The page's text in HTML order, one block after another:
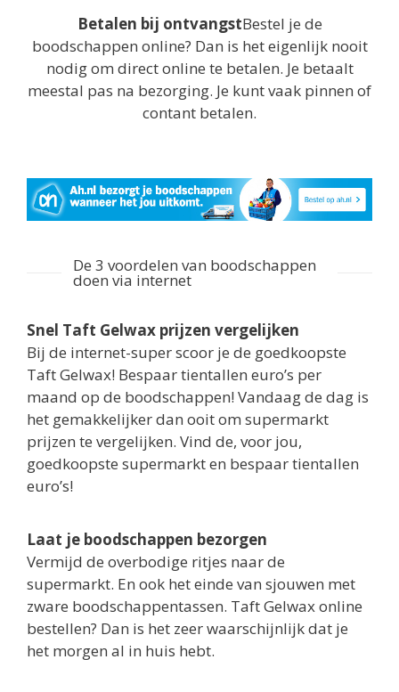
Betalen bij ontvangstBestel je de
boodschappen online? Dan is het eigenlijk nooit
nodig om direct online te betalen. Je betaalt
meestal pas na bezorging. Je kunt vaak pinnen of
contant betalen.
De 3 voordelen van boodschappen
doen via internet
Snel Taft Gelwax prijzen vergelijken
Bij de internet-super scoor je de goedkoopste
Taft Gelwax! Bespaar tientallen euro’s per
maand op de boodschappen! Vandaag de dag is
het gemakkelijker dan ooit om supermarkt
prijzen te vergelijken. Vind de, voor jou,
goedkoopste supermarkt en bespaar tientallen
euro’s!
Laat je boodschappen bezorgen
Vermijd de overbodige ritjes naar de
supermarkt. En ook het einde van sjouwen met
zware boodschappentassen. Taft Gelwax online
bestellen? Dan is het zeer waarschijnlijk dat je
het morgen al in huis hebt.